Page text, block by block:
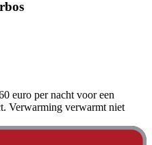
euro per nacht voor een
Verwarming verwarmt niet